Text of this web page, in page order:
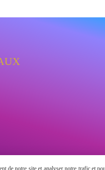
de notre site et analyser notre trafic et